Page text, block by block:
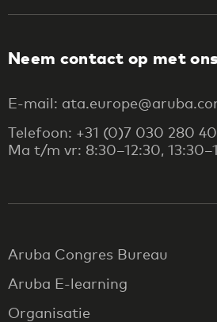
Neem contact op met ons
E-mail:
Telefoon: +31 (0)7 030 280 40
Ma t/m vr: 8:30–12:30,
Aruba Congres Bureau
Aruba E-learning
Organisatie